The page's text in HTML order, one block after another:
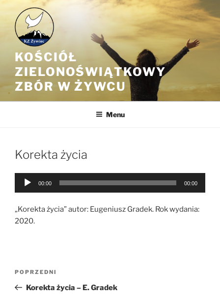
Przejdź
do
treści
KOŚCIÓŁ
ZIELONOŚWIĄTKOWY
ZBÓR W ŻYWCU
Menu
Korekta życia
Odtwarzacz
00:00 00:00
„Korekta życia” autor: Eugeniusz Gradek. Rok wydania:
2020.
Poprzedni
wpis
POPRZEDNI
Korekta życia – E. Gradek